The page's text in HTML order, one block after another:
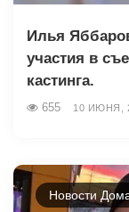
Илья
участия в
кастинга.
655 10 ИЮНЯ,
Новости